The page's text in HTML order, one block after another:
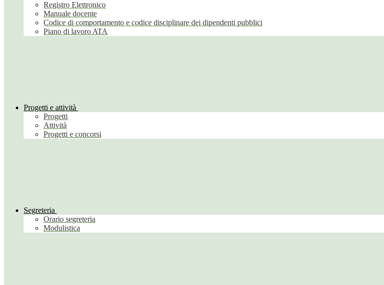
Registro Elettronico
Manuale docente
Codice di comportamento e codice disciplinare dei dipendenti pubblici
Piano di lavoro ATA
Progetti e attività
Progetti
Attività
Progetti e concorsi
Segreteria
Orario segreteria
Modulistica